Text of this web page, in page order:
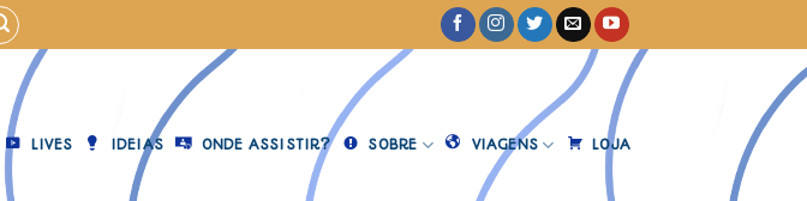
LIVES IDEIAS ONDE ASSISTIR? SOBRE VIAGENS LOJA